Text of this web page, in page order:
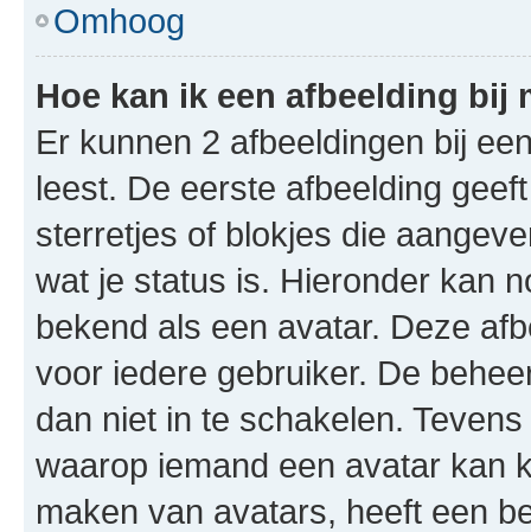
Omhoog
Hoe kan ik een afbeelding bij
Er kunnen 2 afbeeldingen bij
leest. De eerste afbeelding
sterretjes of blokjes die
wat je status is. Hieronder kan
bekend als een avatar. Deze
voor iedere gebruiker. De
dan niet in te schakelen.
waarop iemand een avatar kan
maken van avatars, heeft een